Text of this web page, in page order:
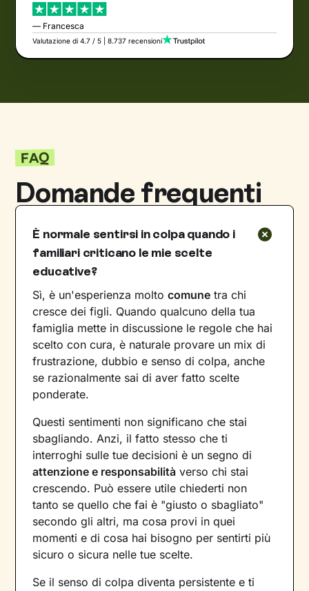
— Francesca
Valutazione di 4.7 / 5 | 8.737 recensioni
FAQ
Domande frequenti
È normale sentirsi in colpa quando i
familiari criticano le mie scelte
educative?
Sì, è un'esperienza moltocomune tra chi
cresce dei figli. Quando qualcuno della tua
famiglia mette in discussione le regole che hai
scelto con cura, è naturale provare un mix di
frustrazione, dubbio e senso di colpa, anche
se razionalmente sai di aver fatto scelte
ponderate.
Questi sentimenti non significano che stai
sbagliando. Anzi, il fatto stesso che ti
interroghi sulle tue decisioni è un segno di
attenzione e responsabilità verso chi stai
crescendo. Può essere utile chiederti non
tanto se quello che fai è "giusto o sbagliato"
secondo gli altri, ma cosa provi in quei
momenti e di cosa hai bisogno per sentirti più
sicuro o sicura nelle tue scelte.
Se il senso di colpa diventa persistente e ti